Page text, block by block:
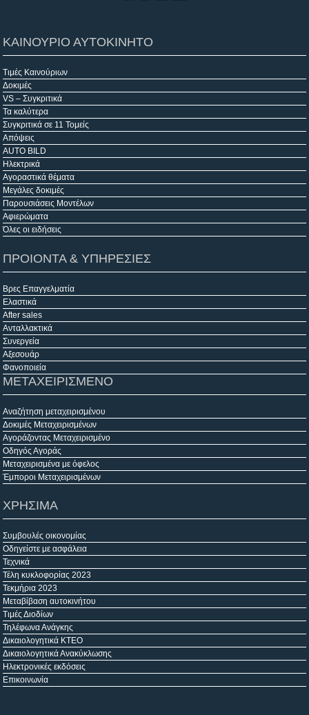
ΚΑΙΝΟΥΡΙΟ ΑΥΤΟΚΙΝΗΤΟ
Τιμές Καινούριων
Δοκιμές
VS – Συγκριτικά
Τα καλύτερα
Συγκριτικά σε 11 Τομείς
Απόψεις
AUTO BILD
Ηλεκτρικά
Αγοραστικά θέματα
Μεγάλες δοκιμές
Παρουσιάσεις Μοντέλων
Αφιερώματα
Όλες οι ειδήσεις
ΠΡΟΙΟΝΤΑ & ΥΠΗΡΕΣΙΕΣ
Βρες Επαγγελματία
Ελαστικά
After sales
Ανταλλακτικά
Συνεργεία
Αξεσουάρ
Φανοποιεία
ΜΕΤΑΧΕΙΡΙΣΜΕΝΟ
Αναζήτηση μεταχειρισμένου
Δοκιμές Μεταχειρισμένων
Αγοράζοντας Μεταχειρισμένο
Οδηγός Αγοράς
Μεταχειρισμένα με όφελος
Έμποροι Μεταχειρισμένων
ΧΡΗΣΙΜΑ
Συμβουλές οικονομίας
Οδηγείστε με ασφάλεια
Τεχνικά
Τέλη κυκλοφορίας 2023
Τεκμήρια 2023
Μεταβίβαση αυτοκινήτου
Τιμές Διοδίων
Τηλέφωνα Ανάγκης
Δικαιολογητικά ΚΤΕΟ
Δικαιολογητικά Ανακύκλωσης
Ηλεκτρονικές εκδόσεις
Επικοινωνία